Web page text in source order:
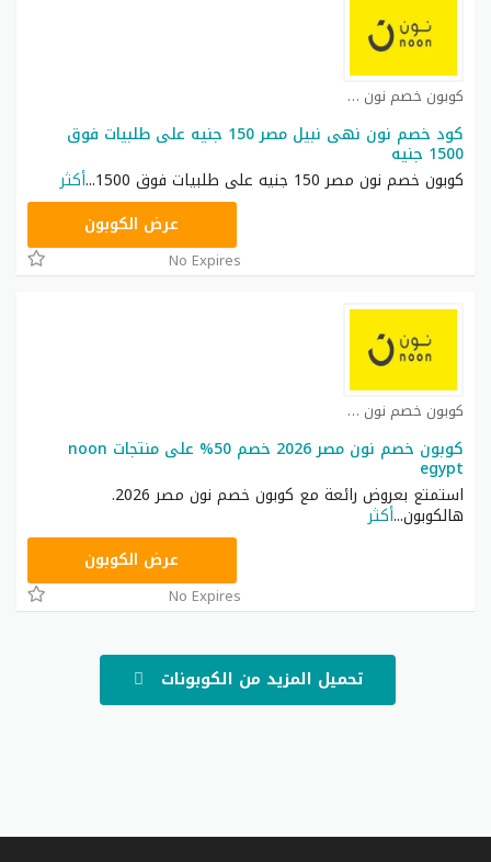
كوبون خصم نون مصر كوبون
كود خصم نون نهى نبيل مصر 150 جنيه على طلبيات فوق
1500 جنيه
كوبون خصم نون مصر 150 جنيه على طلبيات فوق 1500
...أكثر
RRF24عرض الكوبون
No Expires
كوبون خصم نون مصر كوبون
كوبون خصم نون مصر 2026 خصم 50% على منتجات noon
egypt
استمتع بعروض رائعة مع كوبون خصم نون مصر 2026.
هالكوبون...أكثر
AA233عرض الكوبون
No Expires
تحميل المزيد من الكوبونات